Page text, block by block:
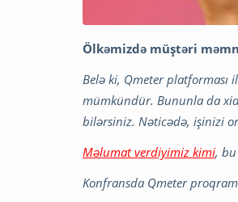
Ölkəmizdə müştəri
Belə ki, Qmeter
mümkündür. Bununla da
bilərsiniz. Nəticədə, işinizi
Məlumat verdiyimiz kimi, bu
Konfransda Qmeter